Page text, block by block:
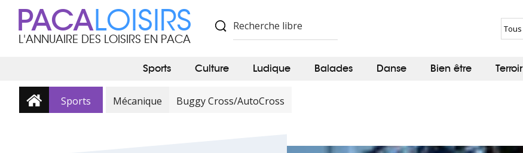
PACALOISIRS
L'ANNUAIRE DES LOISIRS EN PACA
Sports Culture Ludique Balades Danse Bien être Terroir
Sports Mécanique Buggy Cross/AutoCross